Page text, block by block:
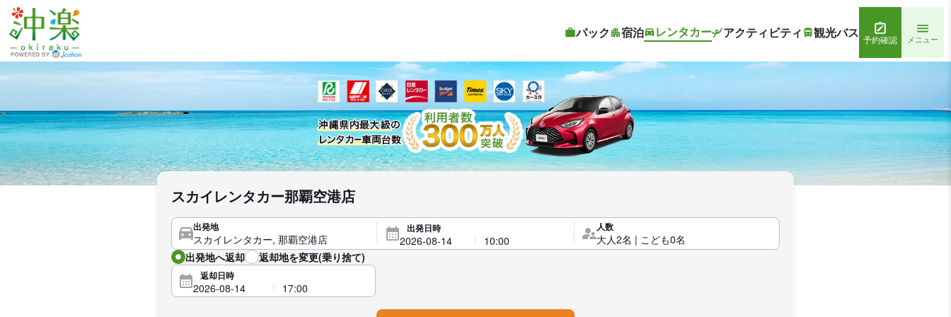
パック 宿泊 レンタカー アクティビティ 観光バス 予約確認 メニュー
スカイレンタカー那覇空港店
出発地 出発日時 人数
出発地へ返却 返却地を変更(乗り捨て)
返却日時